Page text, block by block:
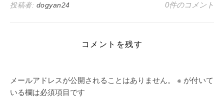
投稿者: dogyan24 0件のコメント
コメントを残す
メールアドレスが公開されることはありません。 ※ が付いて
いる欄は必須項目です